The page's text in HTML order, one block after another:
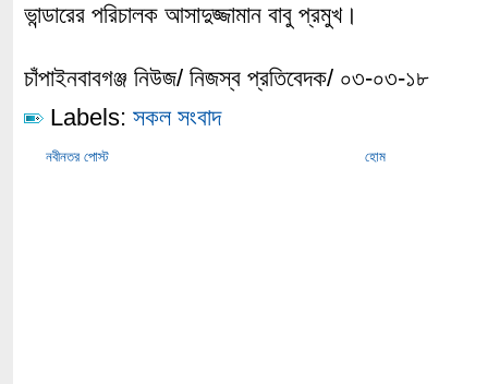
ভান্ডারের পরিচালক আসাদুজ্জামান বাবু প্রমুখ।
চাঁপাইনবাবগঞ্জ নিউজ/ নিজস্ব প্রতিবেদক/ ০৩-০৩-১৮
Labels: সকল সংবাদ
নবীনতর পোস্ট হোম